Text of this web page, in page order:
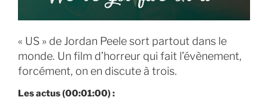
« US » de Jordan Peele sort partout dans le
monde. Un film d’horreur qui fait l’évènement,
forcément, on en discute à trois.
Les actus (00:01:00) :